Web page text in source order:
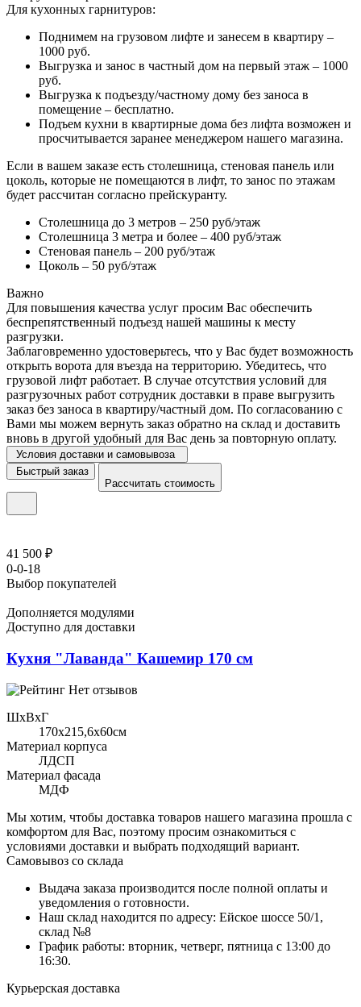
Для кухонных гарнитуров:
Поднимем на грузовом лифте и занесем в квартиру –
1000 руб.
Выгрузка и занос в частный дом на первый этаж – 1000
руб.
Выгрузка к подъезду/частному дому без заноса в
помещение – бесплатно.
Подъем кухни в квартирные дома без лифта возможен и
просчитывается заранее менеджером нашего магазина.
Если в вашем заказе есть столешница, стеновая панель или
цоколь, которые не помещаются в лифт, то занос по этажам
будет рассчитан согласно прейскуранту.
Столешница до 3 метров – 250 руб/этаж
Столешница 3 метра и более – 400 руб/этаж
Стеновая панель – 200 руб/этаж
Цоколь – 50 руб/этаж
Важно
Для повышения качества услуг просим Вас обеспечить
беспрепятственный подъезд нашей машины к месту
разгрузки.
Заблаговременно удостоверьтесь, что у Вас будет возможность
открыть ворота для въезда на территорию. Убедитесь, что
грузовой лифт работает. В случае отсутствия условий для
разгрузочных работ сотрудник доставки в праве выгрузить
заказ без заноса в квартиру/частный дом. По согласованию с
Вами мы можем вернуть заказ обратно на склад и доставить
вновь в другой удобный для Вас день за повторную оплату.
Условия доставки и самовывоза
Быстрый заказ
Рассчитать стоимость
41 500 ₽
0-0-18
Выбор покупателей
Дополняется модулями
Доступно для доставки
Кухня "Лаванда" Кашемир 170 см
Нет отзывов
ШхВхГ
170x215,6х60см
Материал корпуса
ЛДСП
Материал фасада
МДФ
Мы хотим, чтобы доставка товаров нашего магазина прошла с
комфортом для Вас, поэтому просим ознакомиться с
условиями доставки и выбрать подходящий вариант.
Самовывоз со склада
Выдача заказа производится после полной оплаты и
уведомления о готовности.
Наш склад находится по адресу: Ейское шоссе 50/1,
склад №8
График работы: вторник, четверг, пятница с 13:00 до
16:30.
Курьерская доставка